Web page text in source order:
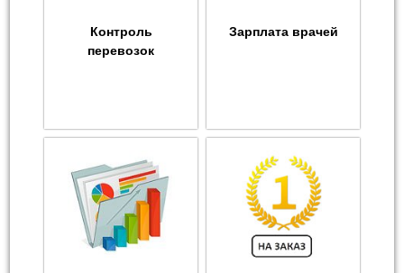
Контроль
перевозок
Зарплата врачей